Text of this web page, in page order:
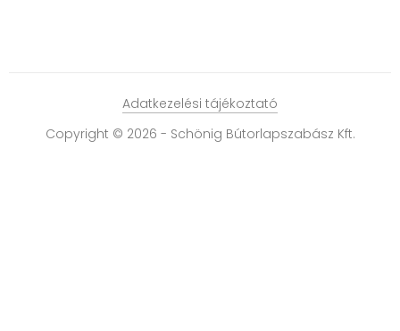
Copyright © 2026 - Schönig Bútorlapszabász Kft.
Adatkezelési tájékoztató